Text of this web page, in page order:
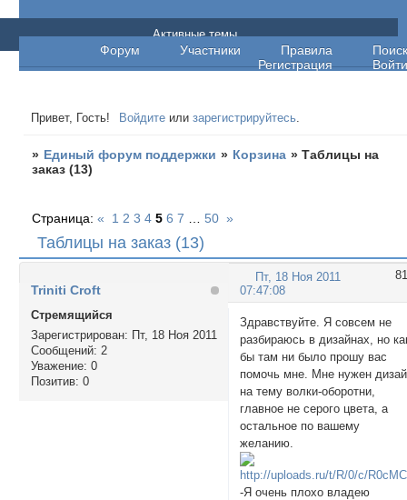
Единый форум поддержки
Форум Участники Правила
Поиск
Регистрация
Войти
Активные темы
Привет, Гость! Войдите илизарегистрируйтесь.
» Единый форум поддержки » Корзина »Таблицы на
заказ (13)
Таблицы на заказ (13)
Страница:« 1 2 3 4 5 6 7 50 »
81
Пт, 18 Ноя 2011
07:47:08
Triniti Croft
Стремящийся
Зарегистрирован: Пт, 18 Ноя 2011
Сообщений: 2
Уважение: 0
Позитив: 0
Здравствуйте. Я совсем не
разбираюсь в дизайнах, но
бы там ни было прошу вас
помочь мне. Мне нужен
на тему волки-оборотни,
главное не серого цвета, а
остальное по вашему
желанию.
-Я очень плохо владею